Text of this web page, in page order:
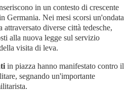
in un contesto di crescente
Germania. Nei mesi scorsi un'ondata
diverse città tedesche,
alla nuova legge sul servizio
visita di leva.
in piazza hanno manifestato contro il
segnando un'importante